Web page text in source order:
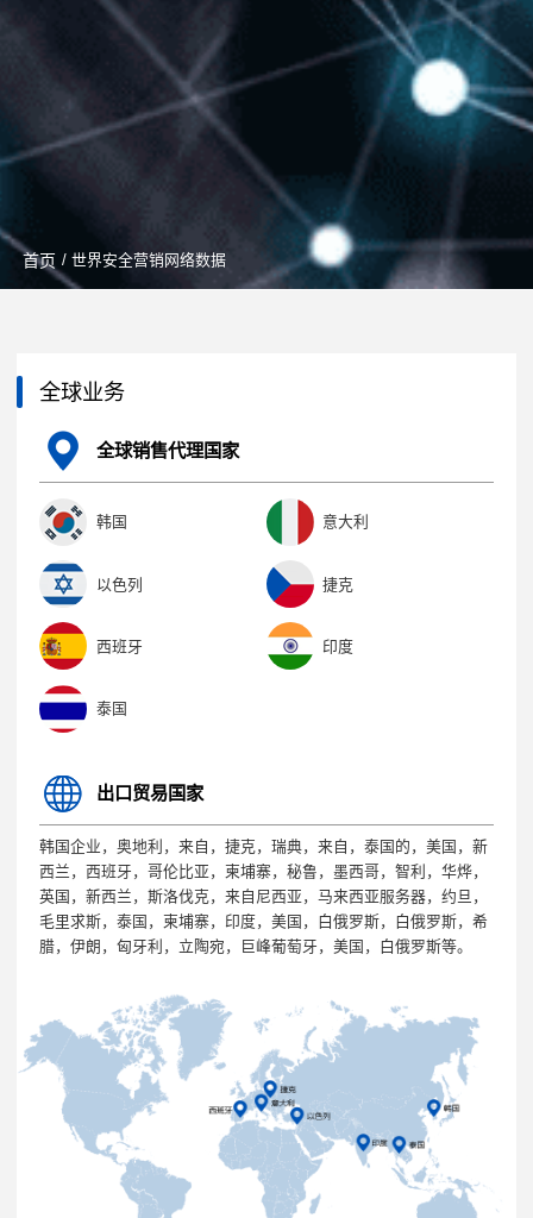
首页 / 世界安全营销网络数据
全球业务
全球销售代理国家
韩国 意大利
以色列 捷克
西班牙 印度
泰国
出口贸易国家
韩国企业，奥地利，来自，捷克，瑞典，来自，泰国的，美国，新
西兰，西班牙，哥伦比亚，柬埔寨，秘鲁，墨西哥，智利，华烨，
英国，新西兰，斯洛伐克，来自尼西亚，马来西亚服务器，约旦，
毛里求斯，泰国，柬埔寨，印度，美国，白俄罗斯，白俄罗斯，希
腊，伊朗，匈牙利，立陶宛，巨峰葡萄牙，美国，白俄罗斯等。